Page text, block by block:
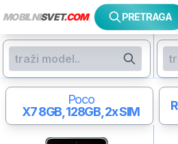
MOBILNISVET.COM PRETRAGA
Poco
X78GB, 128GB, 2x SIM